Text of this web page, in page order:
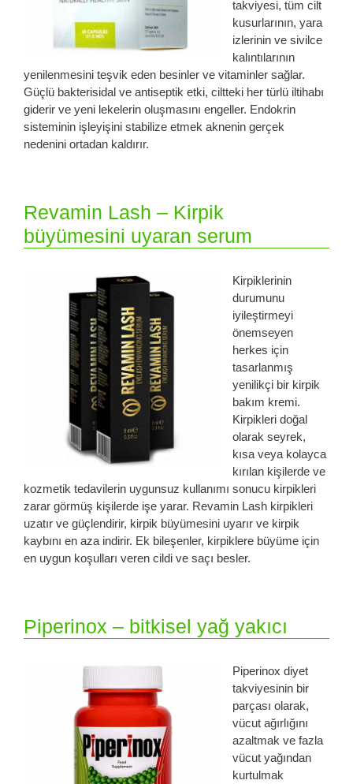
takviyesi, tüm cilt
kusurlarının, yara
izlerinin ve sivilce
kalıntılarının
yenilenmesini teşvik eden besinler ve vitaminler sağlar.
Güçlü bakterisidal ve antiseptik etki, ciltteki her türlü iltihabı
giderir ve yeni lekelerin oluşmasını engeller. Endokrin
sisteminin işleyişini stabilize etmek aknenin gerçek
nedenini ortadan kaldırır.
Revamin Lash – Kirpik
büyümesini uyaran serum
Kirpiklerinin
durumunu
iyileştirmeyi
önemseyen
herkes için
tasarlanmış
yenilikçi bir kirpik
bakım kremi.
Kirpikleri doğal
olarak seyrek,
kısa veya kolayca
kırılan kişilerde ve
kozmetik tedavilerin uygunsuz kullanımı sonucu kirpikleri
zarar görmüş kişilerde işe yarar. Revamin Lash kirpikleri
uzatır ve güçlendirir, kirpik büyümesini uyarır ve kirpik
kaybını en aza indirir. Ek bileşenler, kirpiklere büyüme için
en uygun koşulları veren cildi ve saçı besler.
Piperinox – bitkisel yağ yakıcı
Piperinox diyet
takviyesinin bir
parçası olarak,
vücut ağırlığını
azaltmak ve fazla
vücut yağından
kurtulmak